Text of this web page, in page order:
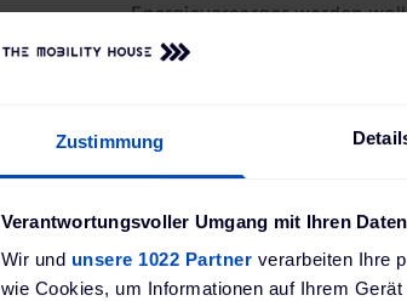
Zustimmung
Verantwortungsvoller Umgang mit Ihren Daten
Wir und unsere 1022 Partner verarbeiten Ihre
wie Cookies, um Informationen auf Ihrem
Energieversorger werden
Die Glas-Glas Jolywood Solarmodule
ohne optische Kompromisse. Die
lange Lebensdauer. Zertifiziert für
lineare Leistungsgarantie und 25 Jahre